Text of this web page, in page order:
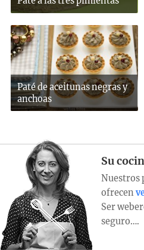
Paté de aceitunas negras y
anchoas
Su
Nuestros
ofrecen
Ser
seguro….